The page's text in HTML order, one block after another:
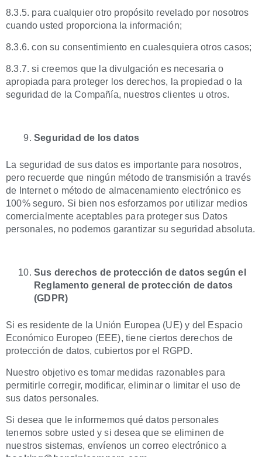
8.3.5. para cualquier otro propósito revelado por nosotros
cuando usted proporciona la información;
8.3.6. con su consentimiento en cualesquiera otros casos;
8.3.7. si creemos que la divulgación es necesaria o
apropiada para proteger los derechos, la propiedad o la
seguridad de la Compañía, nuestros clientes u otros.
Seguridad de los datos
La seguridad de sus datos es importante para nosotros,
pero recuerde que ningún método de transmisión a través
de Internet o método de almacenamiento electrónico es
100% seguro. Si bien nos esforzamos por utilizar medios
comercialmente aceptables para proteger sus Datos
personales, no podemos garantizar su seguridad absoluta.
Sus derechos de protección de datos según el
Reglamento general de protección de datos
(GDPR)
Si es residente de la Unión Europea (UE) y del Espacio
Económico Europeo (EEE), tiene ciertos derechos de
protección de datos, cubiertos por el RGPD.
Nuestro objetivo es tomar medidas razonables para
permitirle corregir, modificar, eliminar o limitar el uso de
sus datos personales.
Si desea que le informemos qué datos personales
tenemos sobre usted y si desea que se eliminen de
nuestros sistemas, envíenos un correo electrónico a